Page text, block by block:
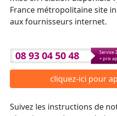
France métropolitaine site
aux fournisseurs internet.
08 93 04 50 48
Service
+ prix
cliquez-ici pour
Suivez les instructions de